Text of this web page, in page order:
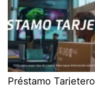
Préstamo Tarjetero